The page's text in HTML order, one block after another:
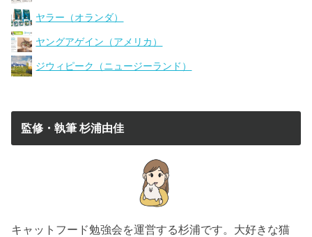
ヤラー（オランダ）
ヤングアゲイン（アメリカ）
ジウィピーク（ニュージーランド）
監修・執筆 杉浦由佳
キャットフード勉強会を運営する杉浦です。大好きな猫